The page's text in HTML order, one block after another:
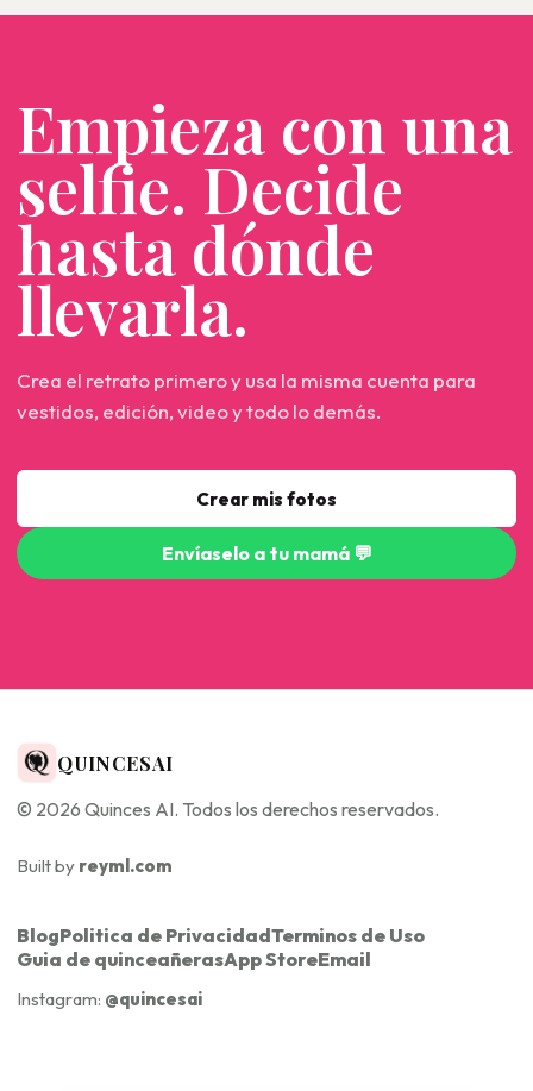
Empieza con una
selfie. Decide
hasta dónde
llevarla.
Crea el retrato primero y usa la misma cuenta para
vestidos, edición, video y todo lo demás.
Crear mis fotos
Envíaselo a tu mamá 💬
QUINCESAI
© 2026 Quinces AI. Todos los derechos reservados.
Built by reyml.com
BlogPolitica de PrivacidadTerminos de Uso
Guia de quinceañerasApp StoreEmail
Instagram: @quincesai